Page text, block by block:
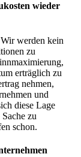
wieder
werden kein
zu
erträglich zu
nehmen,
und
diese Lage
zu
schon.